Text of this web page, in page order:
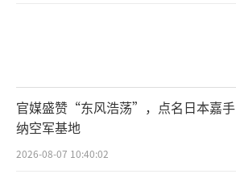
官媒盛赞“东风浩荡”，点名日本嘉手
纳空军基地
2026-08-07 10:40:02